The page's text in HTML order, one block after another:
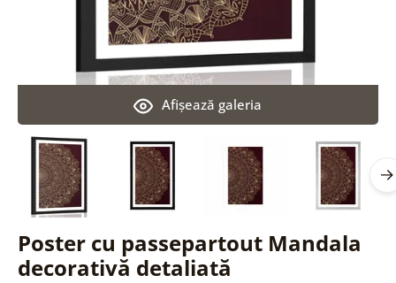
Poster cu passepartout Mandala
decorativă detaliată
Afişează galeria